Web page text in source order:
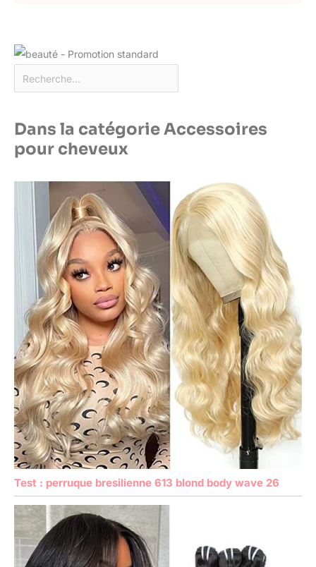
Dans la catégorie Accessoires
pour cheveux
Test : perruque bresilienne 613 blond body wave 26